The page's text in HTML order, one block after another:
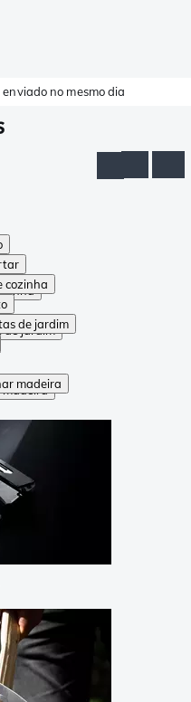
no mesmo dia
cozinha
de jardim
madeira
de jardim